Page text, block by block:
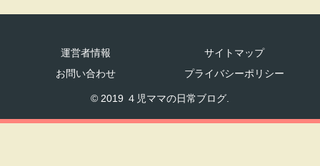
運営者情報
サイトマップ
お問い合わせ
プライバシーポリシー
© 2019 ４児ママの日常ブログ.